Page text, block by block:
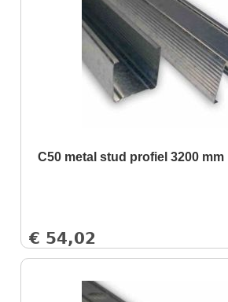
C50 metal stud profiel 3200
€ 54,02